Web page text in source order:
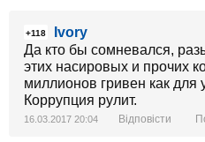
+118
Ivory
Да кто бы сомневался,
этих насировых и прочих
миллионов гривен как для
Коррупция рулит.
16.03.2017 20:04 Відповісти